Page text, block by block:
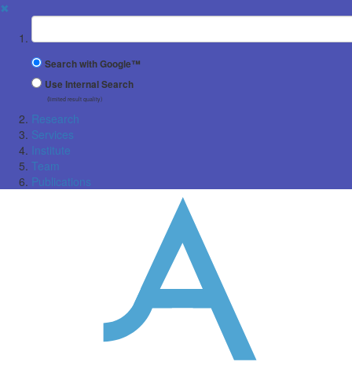
✖
Suchbegriff
Search with Google™
Use Internal Search
(limited result quality)
Research
Services
Institute
Team
Publications